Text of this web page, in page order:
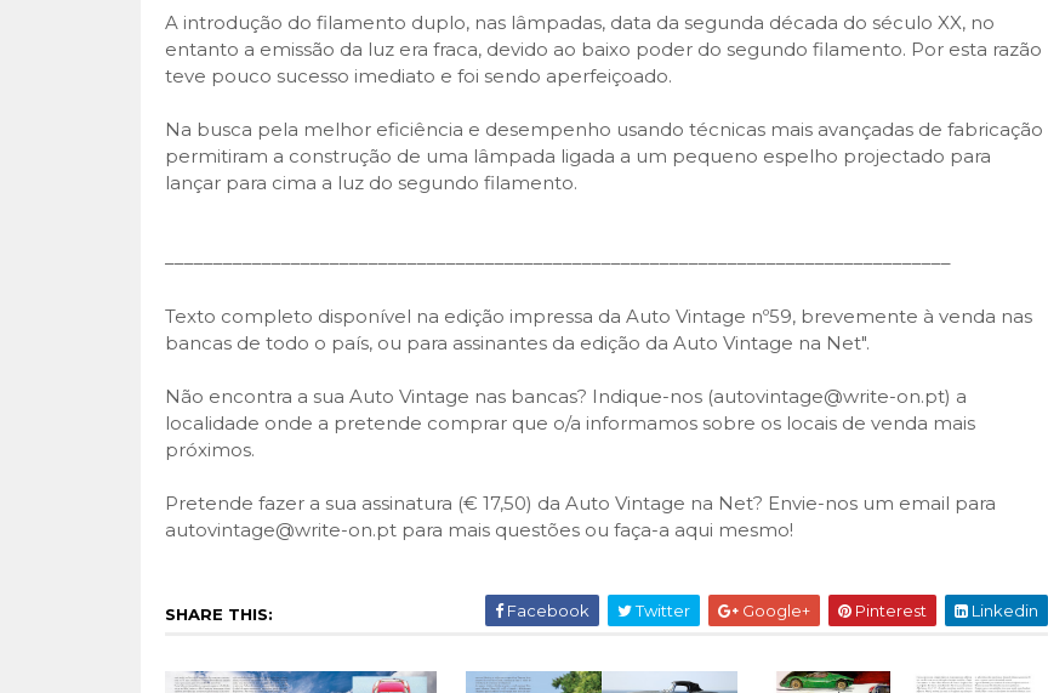
A introdução do filamento duplo, nas lâmpadas, data da segunda década do século XX, no
entanto a emissão da luz era fraca, devido ao baixo poder do segundo filamento. Por esta razão
teve pouco sucesso imediato e foi sendo aperfeiçoado.
Na busca pela melhor eficiência e desempenho usando técnicas mais avançadas de fabricação
permitiram a construção de uma lâmpada ligada a um pequeno espelho projectado para
lançar para cima a luz do segundo filamento.
–––––––––––––––––––––––––––––––––––––––––––––––––––––––––––––––––––––––––––––––––
Texto completo disponível na edição impressa da Auto Vintage nº59, brevemente à venda nas
bancas de todo o país, ou para assinantes da edição da Auto Vintage na Net".
Não encontra a sua Auto Vintage nas bancas? Indique-nos (autovintage@write-on.pt) a
localidade onde a pretende comprar que o/a informamos sobre os locais de venda mais
próximos.
Pretende fazer a sua assinatura (€ 17,50) da Auto Vintage na Net? Envie-nos um email para
autovintage@write-on.pt para mais questões ou faça-a aqui mesmo!
SHARE THIS: Facebook Twitter Google+ Pinterest Linkedin